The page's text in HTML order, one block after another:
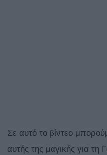
Σε αυτό το βίντεο
αυτής της μαγικής για τη